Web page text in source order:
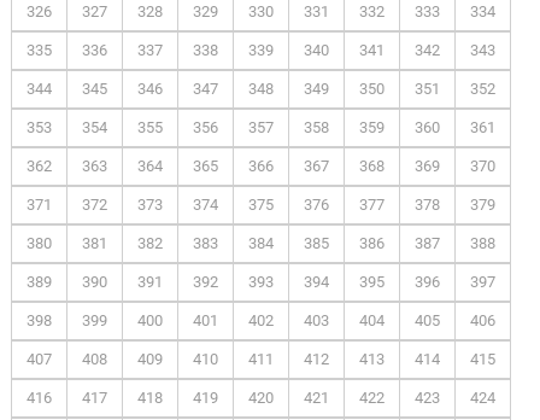
326 327 328 329 330 331 332 333 334
335 336 337 338 339 340 341 342 343
344 345 346 347 348 349 350 351 352
353 354 355 356 357 358 359 360 361
362 363 364 365 366 367 368 369 370
371 372 373 374 375 376 377 378 379
380 381 382 383 384 385 386 387 388
389 390 391 392 393 394 395 396 397
398 399 400 401 402 403 404 405 406
407 408 409 410 411 412 413 414 415
416 417 418 419 420 421 422 423 424